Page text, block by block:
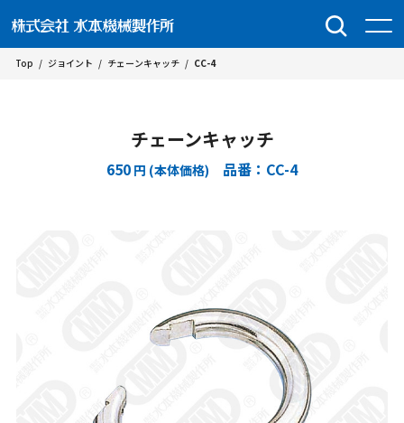
Top / ジョイント / チェーンキャッチ / CC-4
チェーンキャッチ
650 円 (本体価格) 品番：CC-4